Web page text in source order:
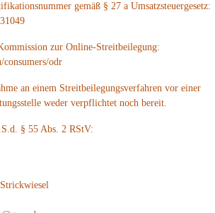
gemäß § 27 a Umsatzsteuergesetz:
zur Online-Streitbeilegung:
consumers/odr
an einem Streitbeilegungsverfahren vor einer
weder verpflichtet noch bereit.
§ 55 Abs. 2 RStV: